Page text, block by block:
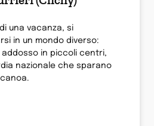
una vacanza, si
in un mondo diverso:
in piccoli centri,
nazionale che sparano